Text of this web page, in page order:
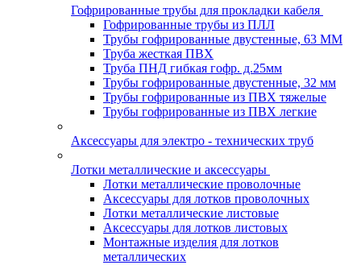
Гофрированные трубы для прокладки кабеля
Гофрированные трубы из ПЛЛ
Трубы гофрированные двустенные, 63 ММ
Труба жесткая ПВХ
Труба ПНД гибкая гофр. д.25мм
Трубы гофрированные двустенные, 32 мм
Трубы гофрированные из ПВХ тяжелые
Трубы гофрированные из ПВХ легкие
Аксессуары для электро - технических труб
Лотки металлические и аксессуары
Лотки металлические проволочные
Аксессуары для лотков проволочных
Лотки металлические листовые
Аксессуары для лотков листовых
Монтажные изделия для лотков
металлических